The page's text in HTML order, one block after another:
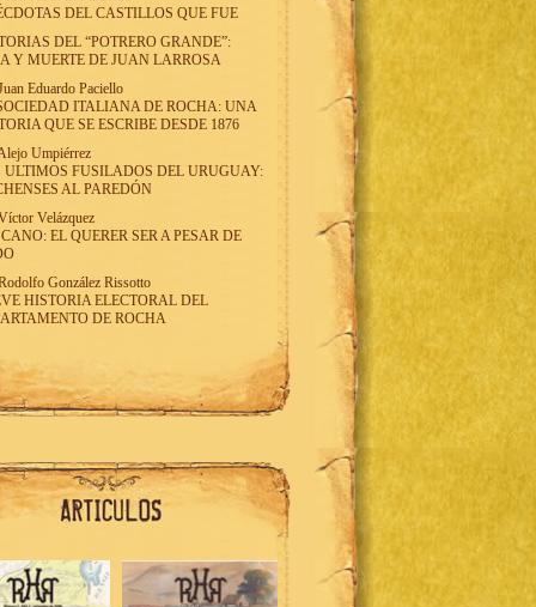
DEL CASTILLOS QUE FUE
DEL “POTRERO GRANDE”:
Y MUERTE DE JUAN LARROSA
Eduardo Paciello
ITALIANA DE ROCHA: UNA
QUE SE ESCRIBE DESDE 1876
Umpiérrez
ULTIMOS FUSILADOS DEL URUGUAY:
AL PAREDÓN
Velázquez
EL QUERER SER A PESAR DE
González Rissotto
HISTORIA ELECTORAL DEL
DE ROCHA